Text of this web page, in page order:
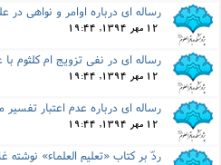
رساله اى درباره اوامر و نواهى در
12 مهر 1394, 19:44
رساله اى در نفى تزویج ام کلثوم
12 مهر 1394, 19:44
رساله اى درباره عدم اعتبار
12 مهر 1394, 19:44
ردّ بر کتاب «تعلیم العلماء» نوشته